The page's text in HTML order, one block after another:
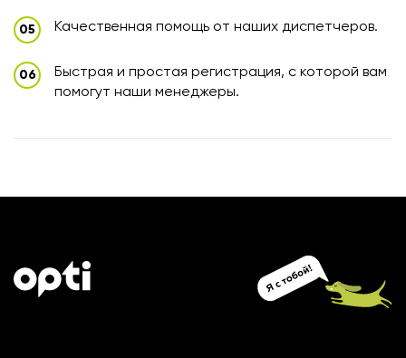
Качественная помощь от наших диспетчеров.
Быстрая и простая регистрация, с которой вам
помогут наши менеджеры.